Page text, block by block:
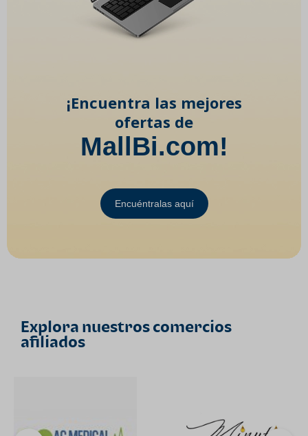
¡Encuentra las mejores
ofertas de
MallBi.com!
Encuéntralas aquí
Explora nuestros comercios
afiliados